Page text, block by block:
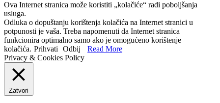
Ova Internet stranica može koristiti „kolačiće“ radi poboljšanja
usluga.
Odluka o dopuštanju korištenja kolačića na Internet stranici u
potpunosti je vaša. Treba napomenuti da Internet stranica
funkcionira optimalno samo ako je omogućeno korištenje
kolačića. Prihvati Odbij
Read More
Privacy & Cookies Policy
Zatvori